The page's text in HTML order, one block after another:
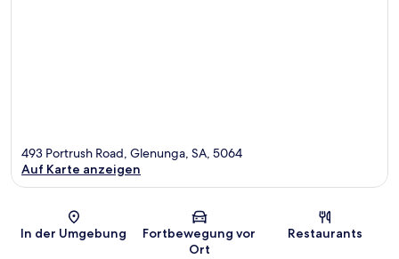
Karte
493 Portrush Road, Glenunga, SA, 5064
Auf Karte anzeigen
In der Umgebung
Fortbewegung vor
Ort
Restaurants